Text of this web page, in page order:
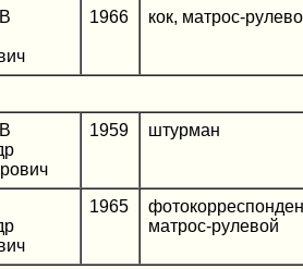
1966 кок, матрос-
1959 штурман
1965
матрос-рулевой